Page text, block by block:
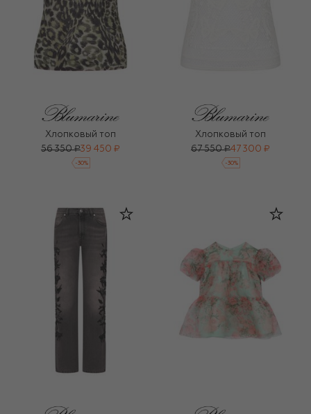
Хлопковый топ
56 350 ₽39 450 ₽
-30%
Хлопковый топ
67 550 ₽47 300 ₽
-30%